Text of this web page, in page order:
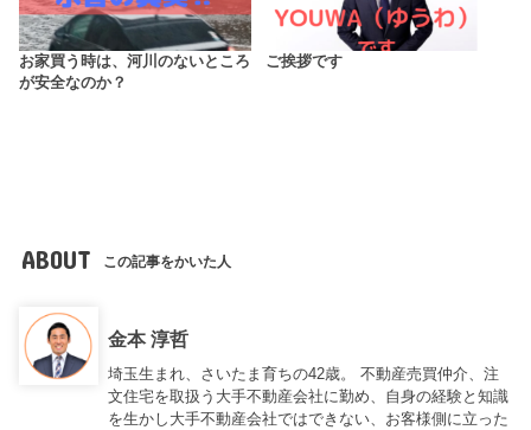
お家買う時は、河川のないところ
が安全なのか？
ご挨拶です
ABOUT この記事をかいた人
金本 淳哲
埼玉生まれ、さいたま育ちの42歳。 不動産売買仲介、注
文住宅を取扱う大手不動産会社に勤め、自身の経験と知識
を生かし大手不動産会社ではできない、お客様側に立った